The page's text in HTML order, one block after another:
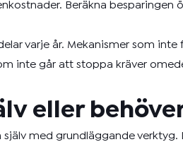
Beräkna besparingen
varje år. Mekanismer som
inte går att stoppa kräver
eller
med grundläggande